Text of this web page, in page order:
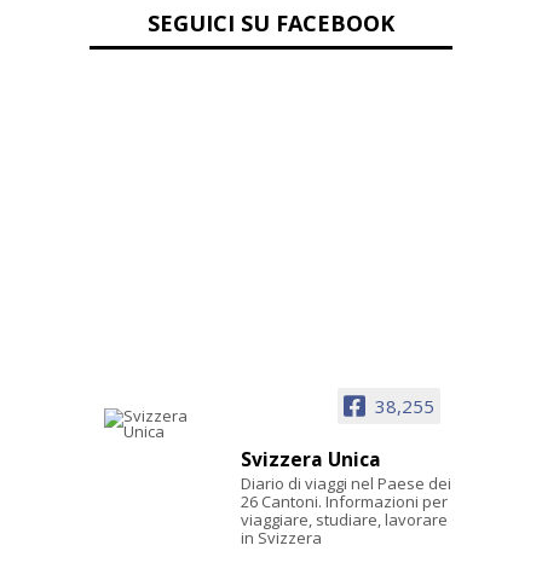
SEGUICI SU FACEBOOK
38,255
Svizzera Unica
Diario di viaggi nel Paese dei
26 Cantoni. Informazioni per
viaggiare, studiare, lavorare
in Svizzera